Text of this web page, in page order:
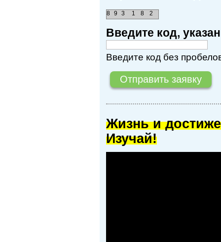
8 9 3 8
1 2
Введите код,
Введите код без
Жизнь и
Изучай!